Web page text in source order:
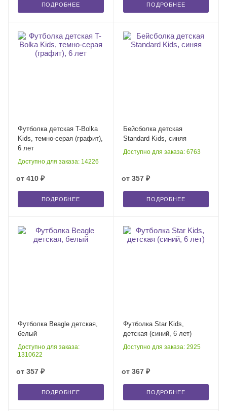
ПОДРОБНЕЕ ПОДРОБНЕЕ
Футболка детская T-Bolka
Kids, темно-серая (графит),
6 лет
Доступно для заказа: 14226
от 410 ₽
ПОДРОБНЕЕ
Бейсболка детская
Standard Kids, синяя
Доступно для заказа: 6763
от 357 ₽
ПОДРОБНЕЕ
Футболка Beagle детская,
белый
Доступно для заказа:
1310622
от 357 ₽
ПОДРОБНЕЕ
Футболка Star Kids,
детская (синий, 6 лет)
Доступно для заказа: 2925
от 367 ₽
ПОДРОБНЕЕ